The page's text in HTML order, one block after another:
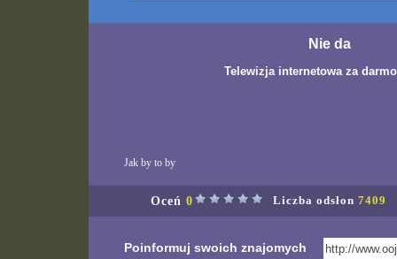
Nie da
Telewizja internetowa za
Jak by to by
Oceń 0 Liczba odsłon 7409
Poinformuj swoich znajomych